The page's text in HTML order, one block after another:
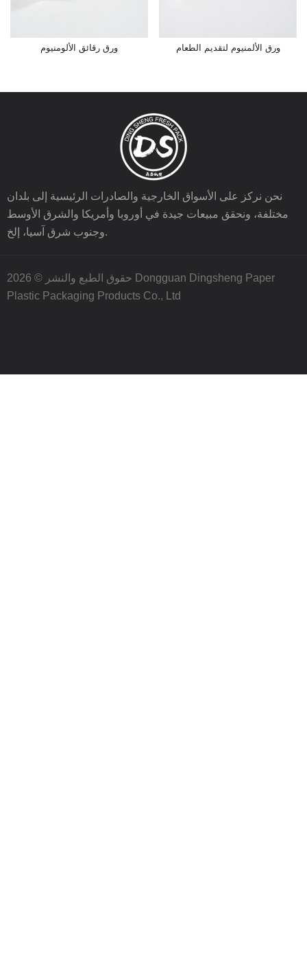
ورق رقائق الألومنيوم ورق الألمنيوم لتقديم الطعام
نحن نركز على الأسواق الخارجية والصادرات الرئيسية إلى بلدان
مختلفة، ونحقق مبيعات جيدة في أوروبا وأمريكا والشرق الأوسط
وجنوب شرق آسيا، إلخ.
حقوق الطبع والنشر © 2026 Dongguan Dingsheng Paper
Plastic Packaging Products Co., Ltd